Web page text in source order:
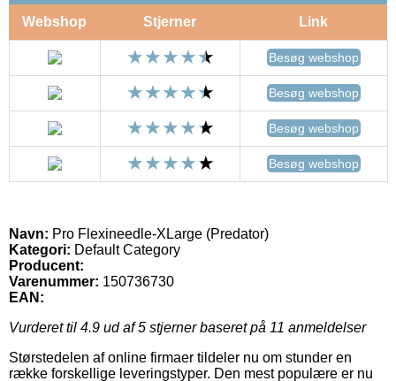
Webshop Stjerner Link
Besøg webshop
Besøg webshop
Besøg webshop
Besøg webshop
Navn: Pro Flexineedle-XLarge (Predator)
Kategori: Default Category
Producent:
Varenummer: 150736730
EAN:
Vurderet til 4.9 ud af 5 stjerner baseret på 11 anmeldelser
Størstedelen af online firmaer tildeler nu om stunder en
række forskellige leveringstyper. Den mest populære er nu